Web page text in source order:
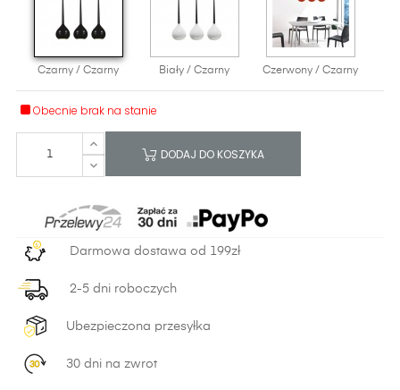
Czarny / Czarny Biały / Czarny Czerwony / Czarny
Obecnie brak na stanie
DODAJ DO KOSZYKA
Darmowa dostawa od 199zł
2-5 dni roboczych
Ubezpieczona przesyłka
30 dni na zwrot